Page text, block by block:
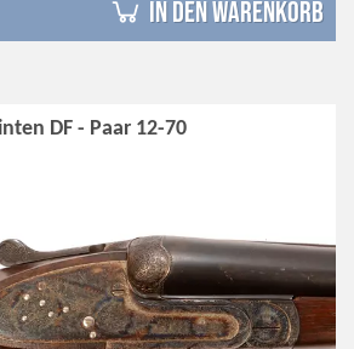
in den Warenkorb
DF - Paar 12-70